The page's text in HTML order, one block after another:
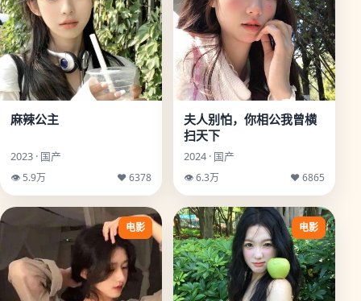
麻辣公主
2023 · 国产
👁 5.9万 ♥ 6378
夫人别怕，你相公我曾横
扫天下
2024 · 国产
👁 6.3万 ♥ 6865
电影 电影